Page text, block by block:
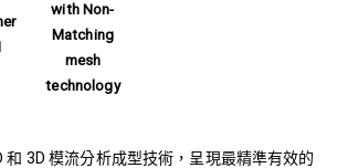
with Non-
Matching
mesh
technology
和 3D 模流分析成型技術，呈現最精準有效的